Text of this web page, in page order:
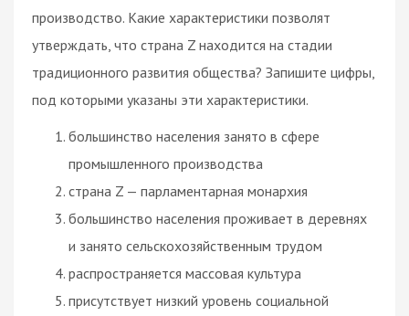
производство. Какие характеристики позволят
утверждать, что страна Z находится на стадии
традиционного развития общества? Запишите цифры,
под которыми указаны эти характеристики.
большинство населения занято в сфере
промышленного производства
страна Z — парламентарная монархия
большинство населения проживает в деревнях
и занято сельскохозяйственным трудом
распространяется массовая культура
присутствует низкий уровень социальной